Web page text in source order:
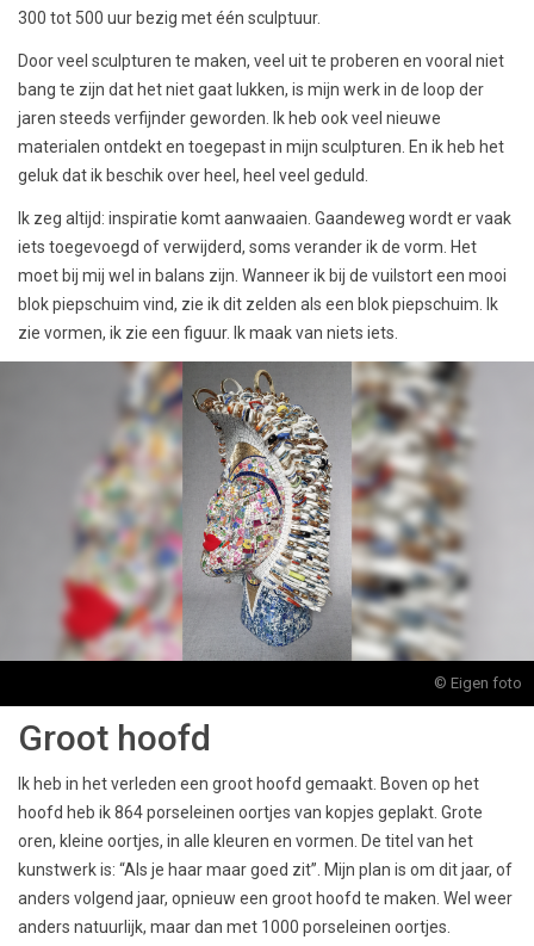
300 tot 500 uur bezig met één sculptuur.
Door veel sculpturen te maken, veel uit te proberen en vooral niet
bang te zijn dat het niet gaat lukken, is mijn werk in de loop der
jaren steeds verfijnder geworden. Ik heb ook veel nieuwe
materialen ontdekt en toegepast in mijn sculpturen. En ik heb het
geluk dat ik beschik over heel, heel veel geduld.
Ik zeg altijd: inspiratie komt aanwaaien. Gaandeweg wordt er vaak
iets toegevoegd of verwijderd, soms verander ik de vorm. Het
moet bij mij wel in balans zijn. Wanneer ik bij de vuilstort een mooi
blok piepschuim vind, zie ik dit zelden als een blok piepschuim. Ik
zie vormen, ik zie een figuur. Ik maak van niets iets.
© Eigen foto
Groot hoofd
Ik heb in het verleden een groot hoofd gemaakt. Boven op het
hoofd heb ik 864 porseleinen oortjes van kopjes geplakt. Grote
oren, kleine oortjes, in alle kleuren en vormen. De titel van het
kunstwerk is: “Als je haar maar goed zit”. Mijn plan is om dit jaar, of
anders volgend jaar, opnieuw een groot hoofd te maken. Wel weer
anders natuurlijk, maar dan met 1000 porseleinen oortjes.